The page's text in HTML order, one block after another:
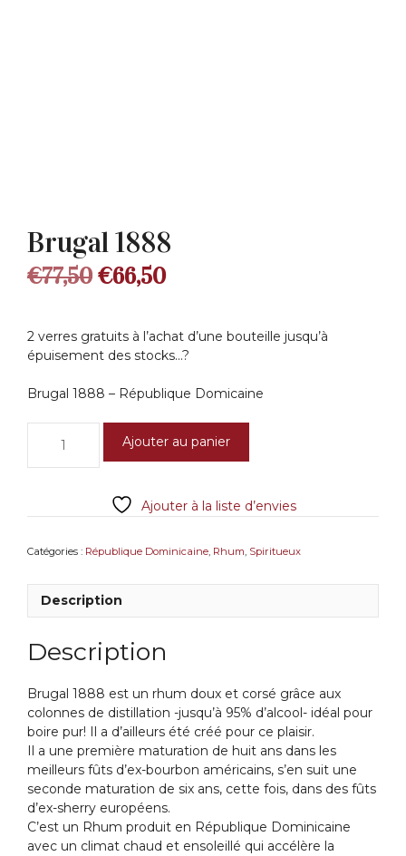
Brugal 1888
€77,50Le
initial
€77,50.
€66,50Le
actuel
€66,50.
2 verres gratuits à l’achat d’une bouteille jusqu’à
épuisement des stocks…?
Brugal 1888 – République Domicaine
Brugal
Ajouter au panier
Ajouter à la liste d’envies
Catégories : République Dominicaine, Rhum, Spiritueux
Description
Description
Brugal 1888 est un rhum doux et corsé grâce aux
colonnes de distillation -jusqu’à 95% d’alcool- idéal pour
boire pur! Il a d’ailleurs été créé pour ce plaisir.
Il a une première maturation de huit ans dans les
meilleurs fûts d’ex-bourbon américains, s’en suit une
seconde maturation de six ans, cette fois, dans des fûts
d’ex-sherry européens.
C’est un Rhum produit en République Dominicaine
avec un climat chaud et ensoleillé qui accélère la